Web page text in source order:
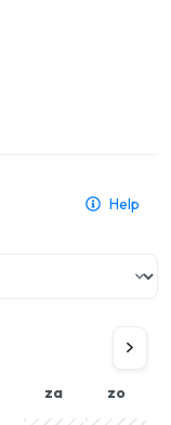
Help
za zo